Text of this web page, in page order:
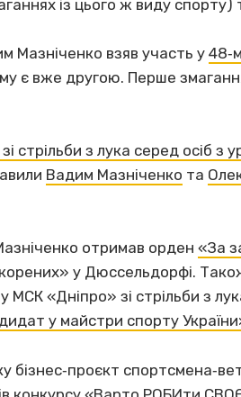
із цього ж виду
Мазніченко взяв участь у
є вже другою. Перше
стрільби з лука серед осіб з
Вадим Мазніченко та
отримав орден «За
у Дюссельдорфі.
МСК «Дніпро» зі стрільби з
у майстри спорту
бізнес‐проєкт